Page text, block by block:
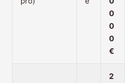
0
0
0
€
2